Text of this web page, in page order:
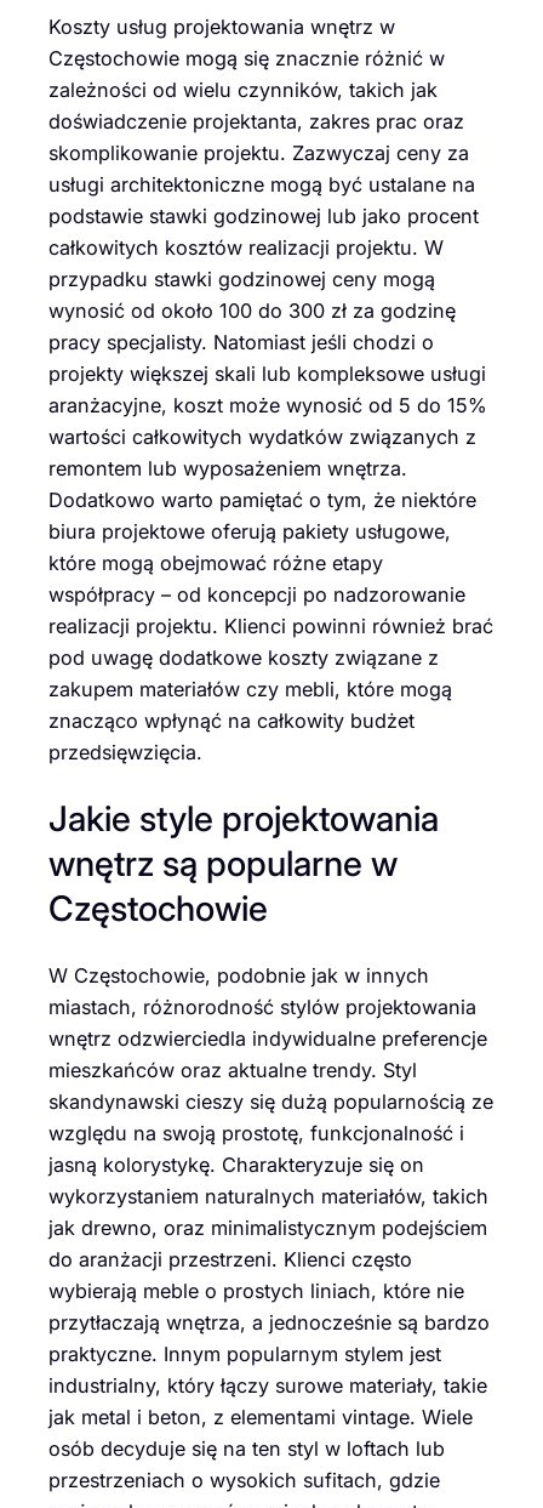
Koszty usług projektowania wnętrz w
Częstochowie mogą się znacznie różnić w
zależności od wielu czynników, takich jak
doświadczenie projektanta, zakres prac oraz
skomplikowanie projektu. Zazwyczaj ceny za
usługi architektoniczne mogą być ustalane na
podstawie stawki godzinowej lub jako procent
całkowitych kosztów realizacji projektu. W
przypadku stawki godzinowej ceny mogą
wynosić od około 100 do 300 zł za godzinę
pracy specjalisty. Natomiast jeśli chodzi o
projekty większej skali lub kompleksowe usługi
aranżacyjne, koszt może wynosić od 5 do 15%
wartości całkowitych wydatków związanych z
remontem lub wyposażeniem wnętrza.
Dodatkowo warto pamiętać o tym, że niektóre
biura projektowe oferują pakiety usługowe,
które mogą obejmować różne etapy
współpracy – od koncepcji po nadzorowanie
realizacji projektu. Klienci powinni również brać
pod uwagę dodatkowe koszty związane z
zakupem materiałów czy mebli, które mogą
znacząco wpłynąć na całkowity budżet
przedsięwzięcia.
Jakie style projektowania
wnętrz są popularne w
Częstochowie
W Częstochowie, podobnie jak w innych
miastach, różnorodność stylów projektowania
wnętrz odzwierciedla indywidualne preferencje
mieszkańców oraz aktualne trendy. Styl
skandynawski cieszy się dużą popularnością ze
względu na swoją prostotę, funkcjonalność i
jasną kolorystykę. Charakteryzuje się on
wykorzystaniem naturalnych materiałów, takich
jak drewno, oraz minimalistycznym podejściem
do aranżacji przestrzeni. Klienci często
wybierają meble o prostych liniach, które nie
przytłaczają wnętrza, a jednocześnie są bardzo
praktyczne. Innym popularnym stylem jest
industrialny, który łączy surowe materiały, takie
jak metal i beton, z elementami vintage. Wiele
osób decyduje się na ten styl w loftach lub
przestrzeniach o wysokich sufitach, gdzie